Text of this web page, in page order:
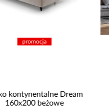
promocja
Luxeo 260 Baltic
Storm/Beige Set 3